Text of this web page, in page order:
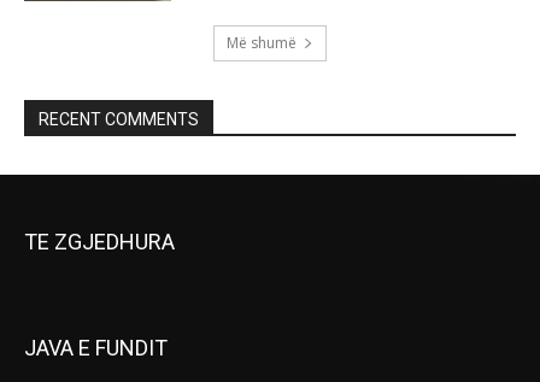
Më shumë
RECENT COMMENTS
TE ZGJEDHURA
JAVA E FUNDIT